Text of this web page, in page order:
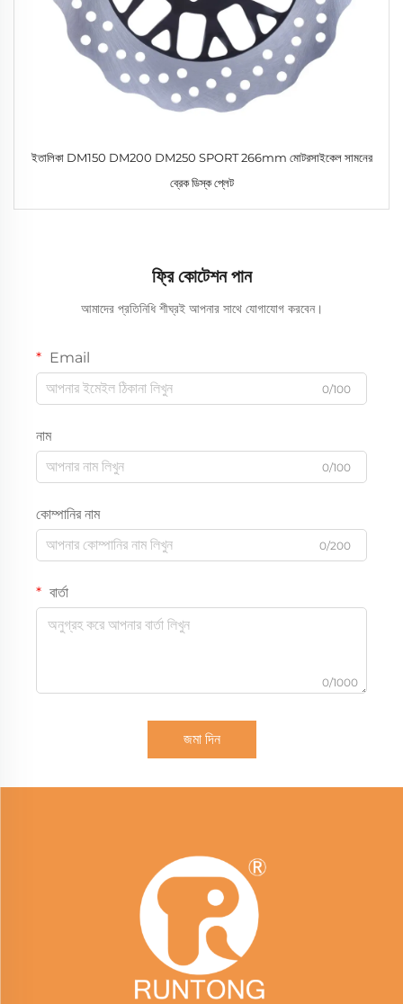
ইতালিকা DM150 DM200 DM250 SPORT 266mm মোটরসাইকেল সামনের
ব্রেক ডিস্ক প্লেট
ফ্রি কোটেশন পান
আমাদের প্রতিনিধি শীঘ্রই আপনার সাথে যোগাযোগ করবেন।
Email
0/100
নাম
0/100
কোম্পানির নাম
0/200
বার্তা
0/1000
জমা দিন